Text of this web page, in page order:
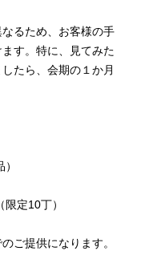
るため、お客様の手
す。特に、見てみた
たら、会期の１か月
。
定10丁）
ご提供になります。